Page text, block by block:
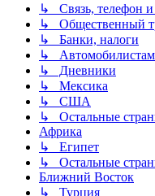
↳ Связь, телефон и
↳ Общественный
↳ Банки, налоги
↳ Автомобилистам
↳ Дневники
↳ Мексика
↳ США
↳ Остальные
Африка
↳ Египет
↳ Остальные
Ближний Восток
↳ Турция